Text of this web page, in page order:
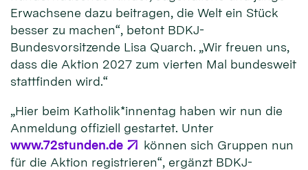
Erwachsene dazu beitragen, die Welt ein Stück
besser zu machen“, betont BDKJ-
Bundesvorsitzende Lisa Quarch. „Wir freuen uns,
dass die Aktion 2027 zum vierten Mal bundesweit
stattfinden wird.“
„Hier beim Katholik*innentag haben wir nun die
Anmeldung offiziell gestartet. Unter
www.72stunden.de
können sich Gruppen nun
für die Aktion registrieren“, ergänzt BDKJ-